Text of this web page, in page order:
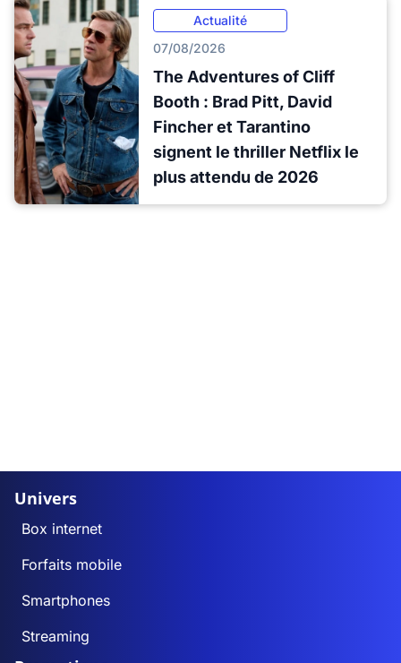
Actualité
07/08/2026
The Adventures of Cliff
Booth : Brad Pitt, David
Fincher et Tarantino
signent le thriller Netflix le
plus attendu de 2026
Univers
Box internet
Forfaits mobile
Smartphones
Streaming